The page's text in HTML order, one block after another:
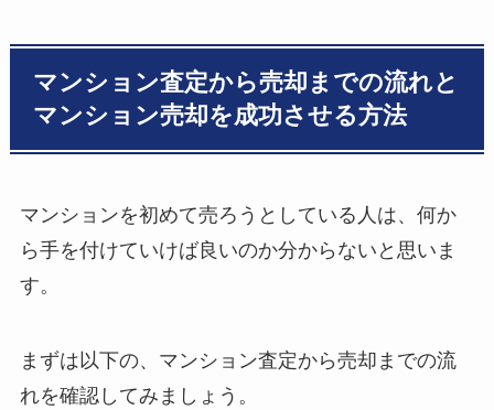
マンション査定から売却までの流れと
マンション売却を成功させる方法
マンションを初めて売ろうとしている人は、何か
ら手を付けていけば良いのか分からないと思いま
す。
まずは以下の、マンション査定から売却までの流
れを確認してみましょう。